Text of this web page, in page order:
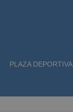
PLAZA DEPORTIVA